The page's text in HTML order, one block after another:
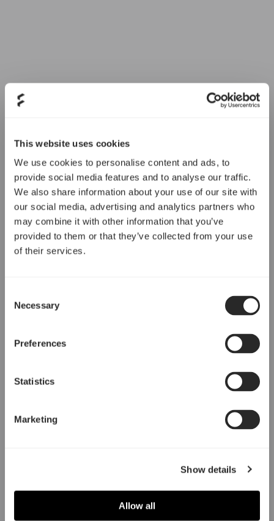
This website uses cookies
We use cookies to personalise content and ads, to
provide social media features and to analyse our traffic.
We also share information about your use of our site with
our social media, advertising and analytics partners who
may combine it with other information that you’ve
provided to them or that they’ve collected from your use
of their services.
Selection
Necessary
Preferences
Statistics
Marketing
Show details
Allow all